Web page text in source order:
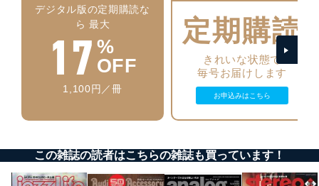
システムを最新の状態に保持しています。
個人データを取り扱う機器等にセキュリティ対策
ソフトウェア等を導入し、自動更新 機能等の活用
により、これを最新状態としています。
情報システムの使用に伴う漏洩等の防止
メール等により個人データの含まれるファイルを
送信する場合に、当該ファイルへのパスワードを
じて、個人情報保護マネジメントシステムを継続的に改
デジタル版の定期購読な
ら 最大
17 %
OFF
1,100円／冊
定期購読
きれいな状態で
毎号お届けします
お申込みはこちら
この雑誌の読者はこちらの雑誌も買っています！